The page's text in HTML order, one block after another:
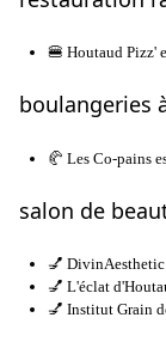
🍔 Houtaud Pizz'
boulangeries
🥐 Les Co-pains
salon de
💅 DivinAesthetic
💅 L'éclat
💅 Institut Grain